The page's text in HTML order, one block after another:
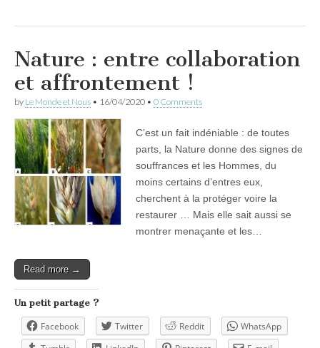
Nature : entre collaboration
et affrontement !
by Le Monde et Nous • 16/04/2020 • 0 Comments
C’est un fait indéniable : de toutes
parts, la Nature donne des signes de
souffrances et les Hommes, du
moins certains d’entres eux,
cherchent à la protéger voire la
restaurer … Mais elle sait aussi se
montrer menaçante et les…
Read more →
Un petit partage ?
Facebook Twitter Reddit
WhatsApp